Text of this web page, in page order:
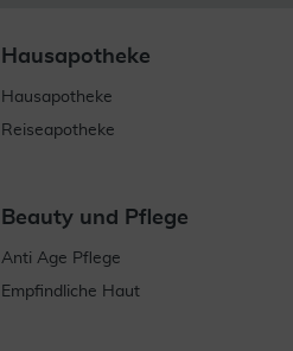
Hausapotheke
Hausapotheke
Reiseapotheke
Beauty und Pflege
Anti Age Pflege
Empfindliche Haut